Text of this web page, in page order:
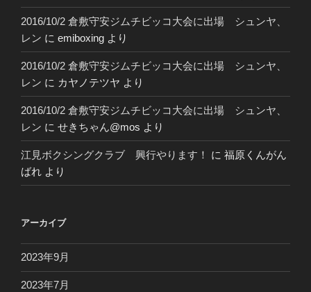
2016/10/2 倉敷守安ジムチビッコ大会に出場 シュンヤ、
レン に emiboxing より
2016/10/2 倉敷守安ジムチビッコ大会に出場 シュンヤ、
レン に カヤノテツヤ より
2016/10/2 倉敷守安ジムチビッコ大会に出場 シュンヤ、
レン に せきちゃん@mos より
江見ボクシングクラブ 興行やります！ に 福原くんがん
ばれ より
アーカイブ
2023年9月
2023年7月